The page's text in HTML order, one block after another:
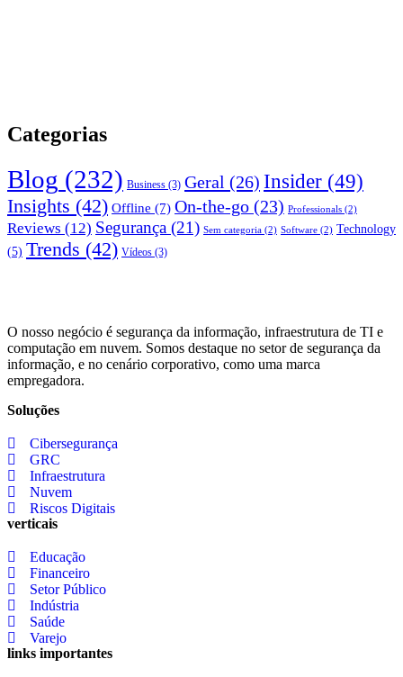
Categorias
Blog (232) Business (3) Geral (26) Insider (49)
Insights (42) Offline (7) On-the-go (23) Professionals (2)
Reviews (12) Segurança (21) Sem categoria (2) Software (2) Technology
(5) Trends (42) Vídeos (3)
O nosso negócio é segurança da informação, infraestrutura de TI e
computação em nuvem. Somos destaque no setor de segurança da
informação, e no cenário corporativo, como uma marca
empregadora.
Soluções
Cibersegurança
GRC
Infraestrutura
Nuvem
Riscos Digitais
verticais
Educação
Financeiro
Setor Público
Indústria
Saúde
Varejo
links importantes